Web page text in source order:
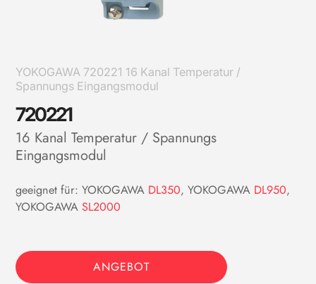
YOKOGAWA 720221 16 Kanal Temperatur /
Spannungs Eingangsmodul
720221
16 Kanal Temperatur / Spannungs
Eingangsmodul
geeignet für: YOKOGAWA DL350, YOKOGAWA DL950,
YOKOGAWA SL2000
ANGEBOT